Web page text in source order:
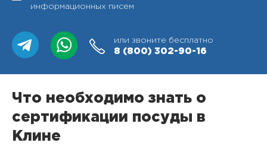
информационных писем
или звоните бесплатно
8 (800) 302-90-16
Что необходимо знать о
сертификации посуды в
Клине